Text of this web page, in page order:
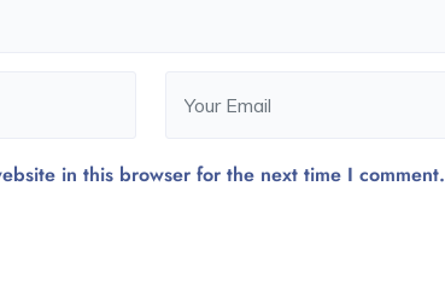
in this browser for the next time I comment.